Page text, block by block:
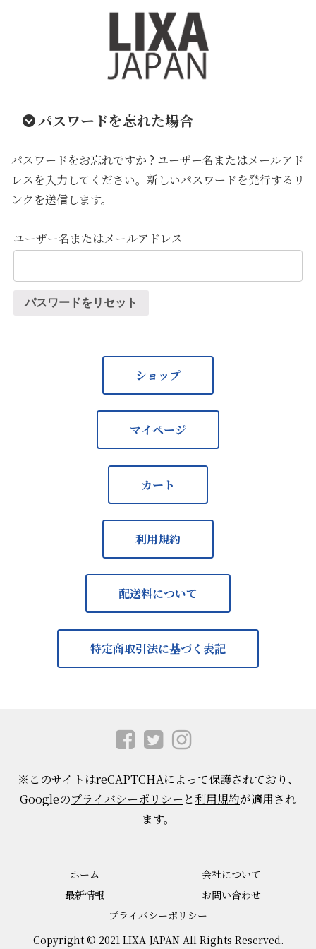
パスワードを忘れた場合
パスワードをお忘れですか ? ユーザー名またはメールアド
レスを入力してください。新しいパスワードを発行するリ
ンクを送信します。
ユーザー名またはメールアドレス
パスワードをリセット
ショップ
マイページ
カート
利用規約
配送料について
特定商取引法に基づく表記
※このサイトはreCAPTCHAによって保護されており、
Googleのプライバシーポリシーと利用規約が適用され
ます。
ホーム
会社について
最新情報
お問い合わせ
プライバシーポリシー
Copyright © 2021 LIXA JAPAN All Rights Reserved.